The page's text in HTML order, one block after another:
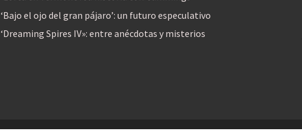
‘Bajo el ojo del gran pájaro’: un futuro especulativo
‘Dreaming Spires IV»: entre anécdotas y misterios